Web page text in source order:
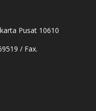
Pusat 10610
/ Fax.